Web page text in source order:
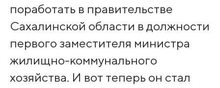
поработать в правительстве
Сахалинской области в должности
первого заместителя министра
жилищно-коммунального
хозяйства. И вот теперь он стал